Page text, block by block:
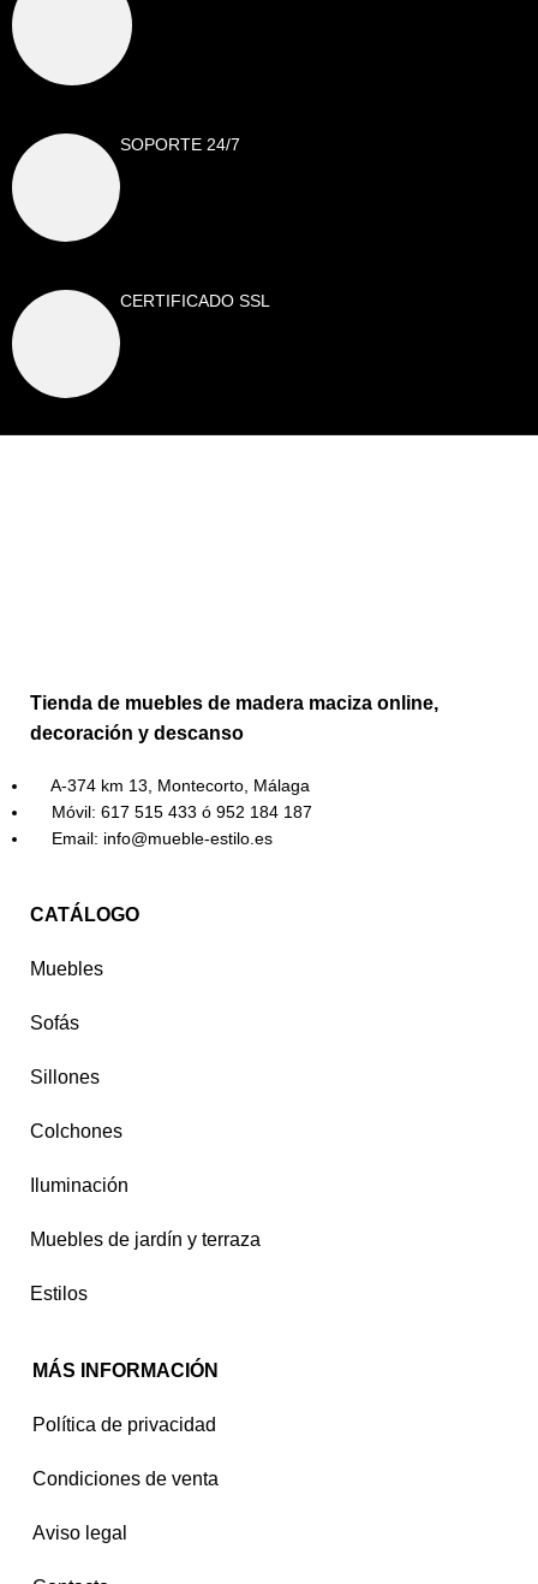
SOPORTE 24/7
CERTIFICADO SSL
Tienda de muebles de madera maciza online,
decoración y descanso
A-374 km 13, Montecorto, Málaga
Móvil: 617 515 433 ó 952 184 187
Email: info@mueble-estilo.es
CATÁLOGO
Muebles
Sofás
Sillones
Colchones
Iluminación
Muebles de jardín y terraza
Estilos
MÁS INFORMACIÓN
Política de privacidad
Condiciones de venta
Aviso legal